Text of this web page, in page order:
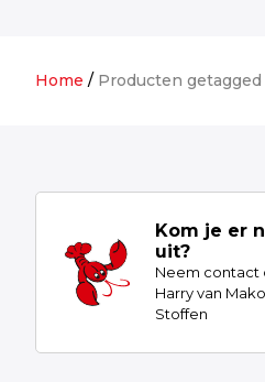
Home / Producten getagged
Kom je er
uit?
Neem contact
Harry van
Stoffen